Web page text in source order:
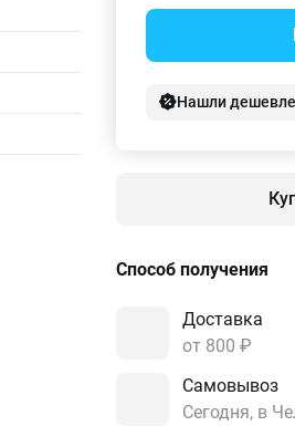
Нашли
Способ получения
Доставка
от 800 ₽
Самовывоз
Сегодня, в